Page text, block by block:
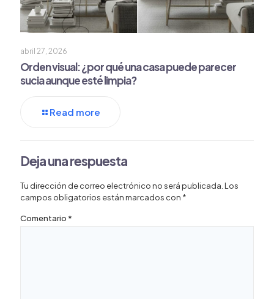
abril 27, 2026
Orden visual: ¿por qué una casa puede parecer
sucia aunque esté limpia?
Read more
Deja una respuesta
Tu dirección de correo electrónico no será publicada. Los
campos obligatorios están marcados con *
Comentario *